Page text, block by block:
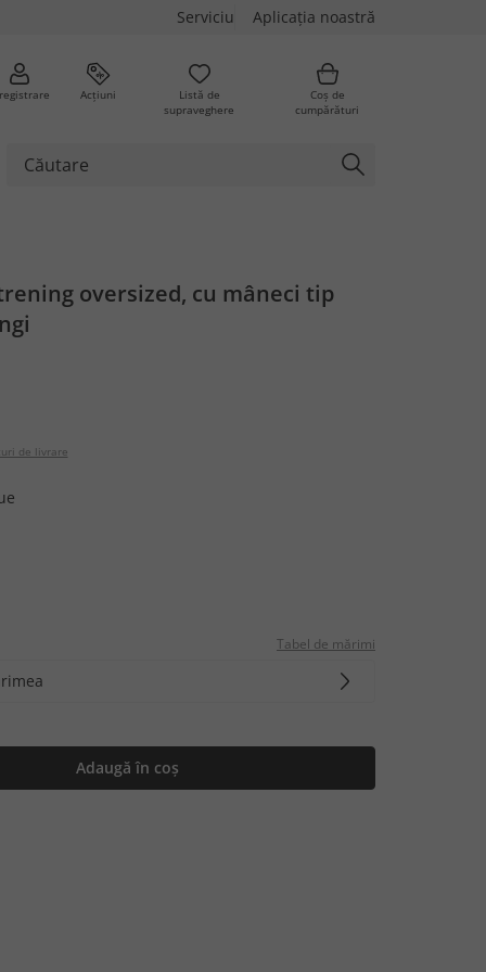
Serviciu Aplicația noastră
Acțiuni
Listă de
supraveghere
Coș de
cumpărături
oversized, cu mâneci tip
de livrare
Tabel de mărimi
Adaugă în coș